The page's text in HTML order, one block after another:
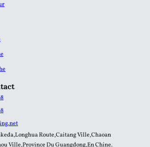
Route,Caitang Ville,Chaoan
Ville,Province Du Guangdong,En Chine.